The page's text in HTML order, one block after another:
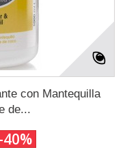
con Mantequilla
de...
-40%